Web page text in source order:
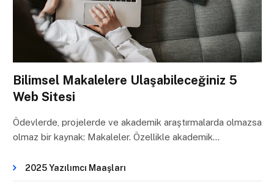
Bilimsel Makalelere Ulaşabileceğiniz 5
Web Sitesi
Ödevlerde, projelerde ve akademik araştırmalarda olmazsa
olmaz bir kaynak: Makaleler. Özellikle akademik…
2025 Yazılımcı Maaşları